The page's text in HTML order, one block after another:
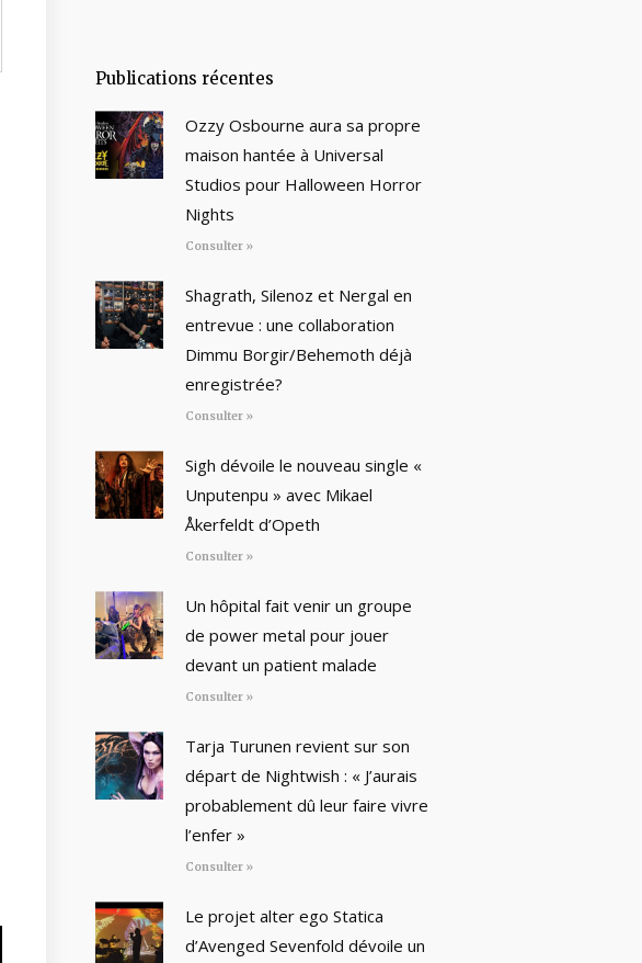
Publications récentes
Ozzy Osbourne aura sa propre
maison hantée à Universal
Studios pour Halloween Horror
Nights
Consulter »
Shagrath, Silenoz et Nergal en
entrevue : une collaboration
Dimmu Borgir/Behemoth déjà
enregistrée?
Consulter »
Sigh dévoile le nouveau single «
Unputenpu » avec Mikael
Åkerfeldt d’Opeth
Consulter »
Un hôpital fait venir un groupe
de power metal pour jouer
devant un patient malade
Consulter »
Tarja Turunen revient sur son
départ de Nightwish : « J’aurais
probablement dû leur faire vivre
l’enfer »
Consulter »
Le projet alter ego Statica
d’Avenged Sevenfold dévoile un